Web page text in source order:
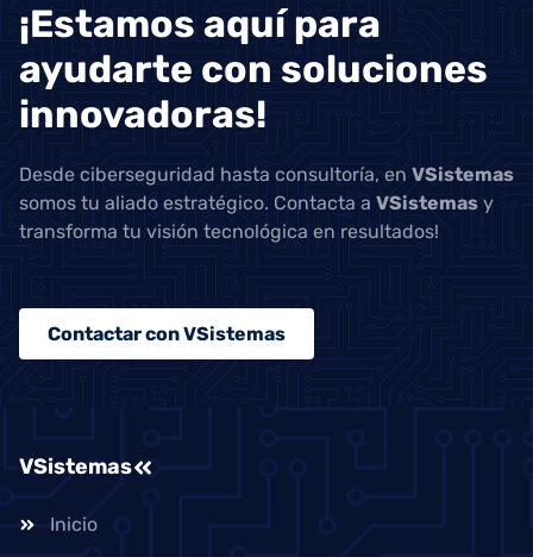
¡Estamos aquí para
ayudarte con soluciones
innovadoras!
Desde ciberseguridad hasta consultoría, en VSistemas
somos tu aliado estratégico. Contacta a VSistemas y
transforma tu visión tecnológica en resultados!
Contactar con VSistemas
VSistemas
Inicio